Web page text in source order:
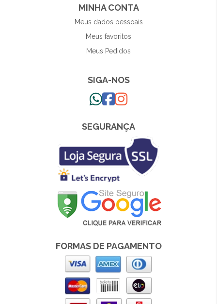
MINHA CONTA
Meus dados pessoais
Meus favoritos
Meus Pedidos
SIGA-NOS
SEGURANÇA
FORMAS DE PAGAMENTO